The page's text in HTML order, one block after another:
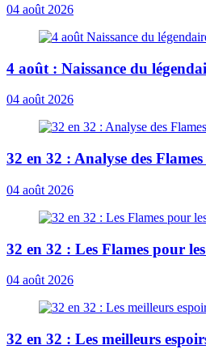
04 août 2026
4 août : Naissance du
04 août 2026
32 en 32 : Analyse des
04 août 2026
32 en 32 : Les Flames pour
04 août 2026
32 en 32 : Les meilleurs